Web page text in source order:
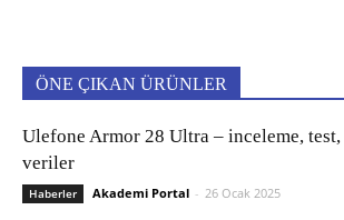
ÖNE ÇIKAN ÜRÜNLER
Ulefone Armor 28 Ultra – inceleme,
veriler
Haberler Akademi Portal - 26 Ocak 2025